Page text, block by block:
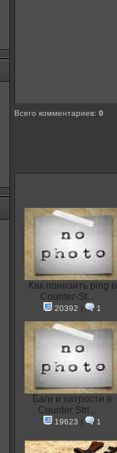
Всего комментариев: 0
Как понизить ping в
Counter-St...
20392 | 1
Баги и хитрости в
Counter Stri...
19623 | 1